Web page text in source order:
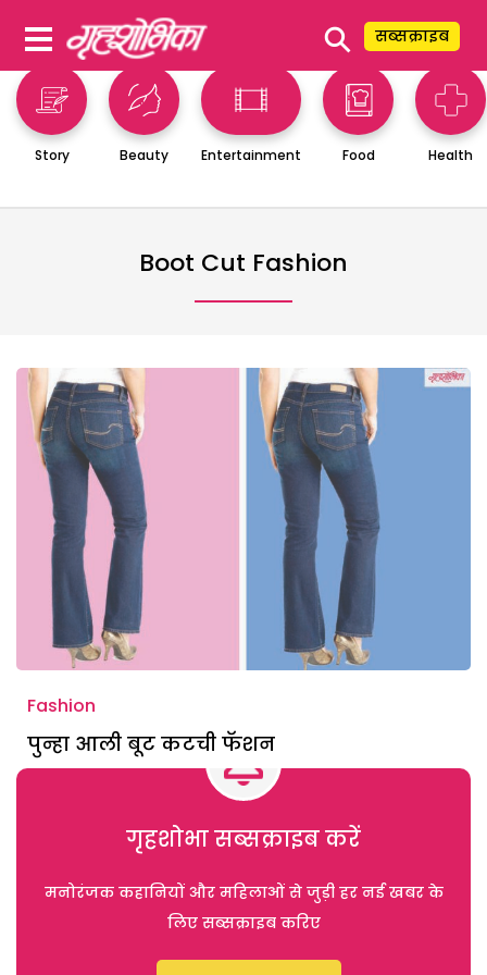
⚲ सब्सक्राइब
Story Beauty Entertainment Food Health
Boot Cut Fashion
Fashion
पुन्हा आली बूट कटची फॅशन
गृहशोभा सब्सक्राइब करें
मनोरंजक कहानियों और महिलाओं से जुड़ी हर नई खबर के
लिए सब्सक्राइब करिए